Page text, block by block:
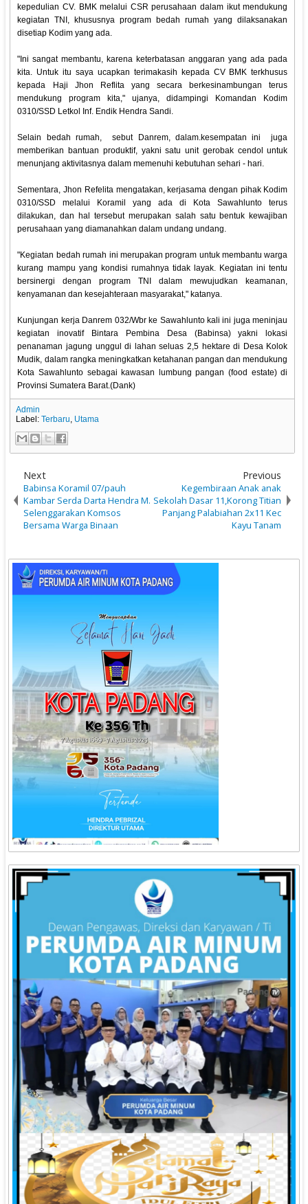
kepedulian CV. BMK melalui CSR perusahaan dalam ikut mendukung
kegiatan TNI, khususnya program bedah rumah yang dilaksanakan
disetiap Kodim yang ada.
"Ini sangat membantu, karena keterbatasan anggaran yang ada pada
kita. Untuk itu saya ucapkan terimakasih kepada CV BMK terkhusus
kepada Haji Jhon Reflita yang secara berkesinambungan terus
mendukung program kita," ujanya, didampingi Komandan Kodim
0310/SSD Letkol Inf. Endik Hendra Sandi.
Selain bedah rumah, sebut Danrem, dalam.kesempatan ini juga
memberikan bantuan produktif, yakni satu unit gerobak cendol untuk
menunjang aktivitasnya dalam memenuhi kebutuhan sehari - hari.
Sementara, Jhon Refelita mengatakan, kerjasama dengan pihak Kodim
0310/SSD melalui Koramil yang ada di Kota Sawahlunto terus
dilakukan, dan hal tersebut merupakan salah satu bentuk kewajiban
perusahaan yang diamanahkan dalam undang undang.
"Kegiatan bedah rumah ini merupakan program untuk membantu warga
kurang mampu yang kondisi rumahnya tidak layak. Kegiatan ini tentu
bersinergi dengan program TNI dalam mewujudkan keamanan,
kenyamanan dan kesejahteraan masyarakat," katanya.
Kunjungan kerja Danrem 032/Wbr ke Sawahlunto kali ini juga meninjau
kegiatan inovatif Bintara Pembina Desa (Babinsa) yakni lokasi
penanaman jagung unggul di lahan seluas 2,5 hektare di Desa Kolok
Mudik, dalam rangka meningkatkan ketahanan pangan dan mendukung
Kota Sawahlunto sebagai kawasan lumbung pangan (food estate) di
Provinsi Sumatera Barat.(Dank)
Admin
Label:Terbaru, Utama
Next
Babinsa Koramil 07/pauh
Kambar Serda Darta Hendra M.
Selenggarakan Komsos
Bersama Warga Binaan
Previous
Kegembiraan Anak anak
Sekolah Dasar 11,Korong Titian
Panjang Palabiahan 2x11 Kec
Kayu Tanam